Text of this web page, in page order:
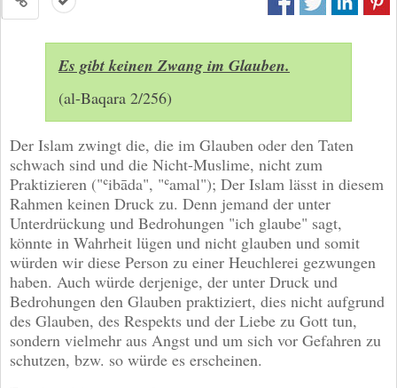
Es gibt keinen Zwang im Glauben.
(al-Baqara 2/256)
Der Islam zwingt die, die im Glauben oder den Taten
schwach sind und die Nicht-Muslime, nicht zum
Praktizieren ("ʿibāda", "ʿamal"); Der Islam lässt in diesem
Rahmen keinen Druck zu. Denn jemand der unter
Unterdrückung und Bedrohungen "ich glaube" sagt,
könnte in Wahrheit lügen und nicht glauben und somit
würden wir diese Person zu einer Heuchlerei gezwungen
haben. Auch würde derjenige, der unter Druck und
Bedrohungen den Glauben praktiziert, dies nicht aufgrund
des Glauben, des Respekts und der Liebe zu Gott tun,
sondern vielmehr aus Angst und um sich vor Gefahren zu
schutzen, bzw. so würde es erscheinen.